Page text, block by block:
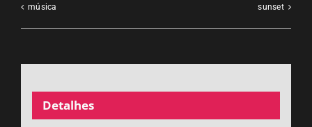
música sunset
Detalhes